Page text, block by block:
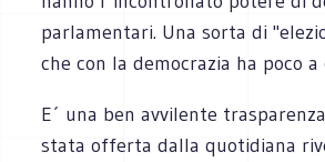
parlamentari. Una sorta di
che con la democrazia ha poco a
E´ una ben avvilente
stata offerta dalla quotidiana